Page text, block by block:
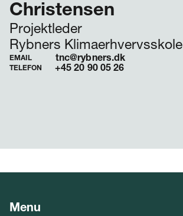
Christensen
Projektleder
Rybners Klimaerhvervsskole
EMAIL tnc@rybners.dk
TELEFON +45 20 90 05 26
Menu